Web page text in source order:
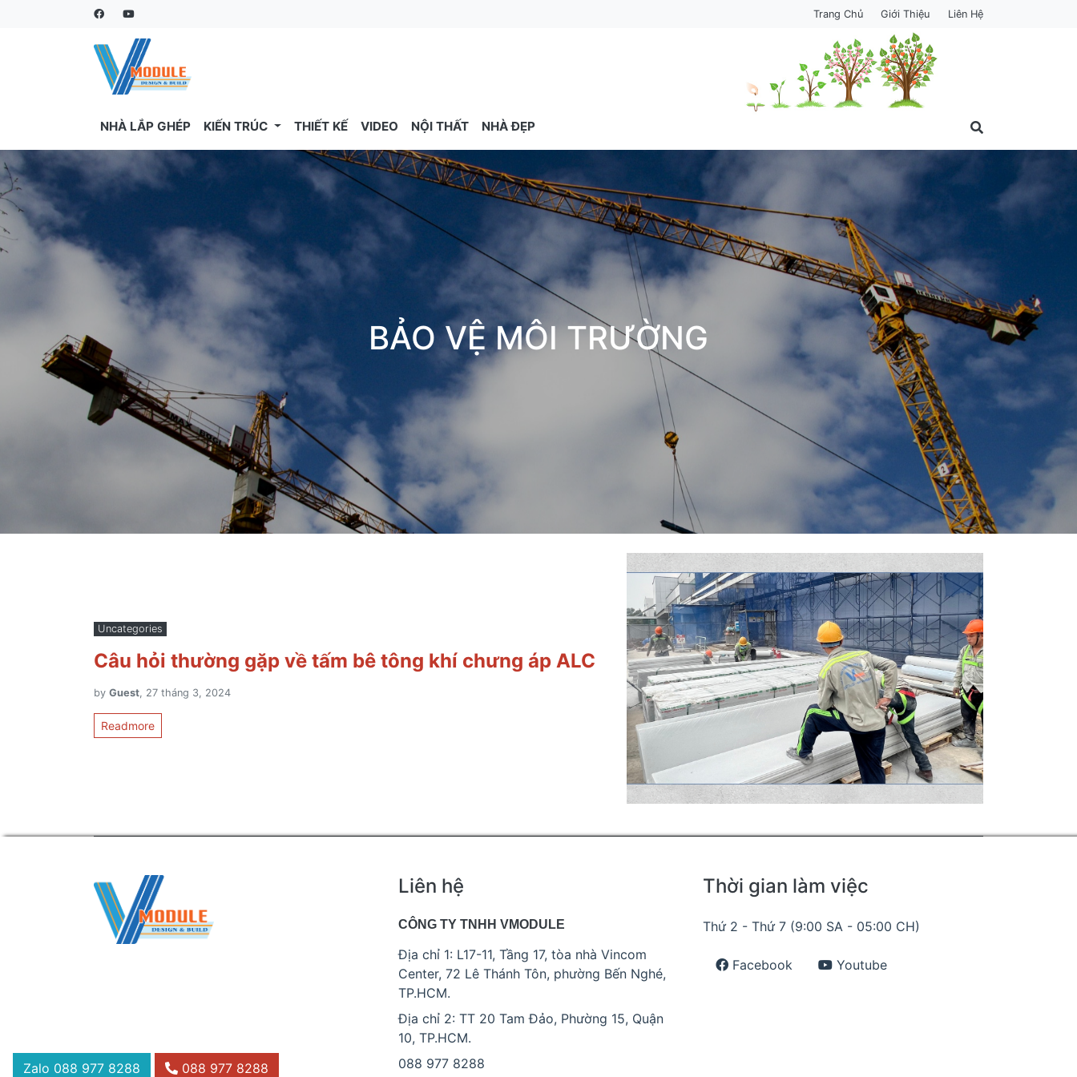
Trang Chủ Giới Thiệu Liên Hệ
NHÀ LẮP GHÉP KIẾN TRÚC THIẾT KẾ VIDEO NỘI THẤT NHÀ ĐẸP
BẢO VỆ MÔI TRƯỜNG
Uncategories
Câu hỏi thường gặp về tấm bê tông khí chưng áp ALC
by Guest, 27 tháng 3, 2024
Readmore
Liên hệ
CÔNG TY TNHH VMODULE
Địa chỉ 1: L17-11, Tầng 17, tòa nhà Vincom
Center, 72 Lê Thánh Tôn, phường Bến Nghé,
TP.HCM.
Địa chỉ 2: TT 20 Tam Đảo, Phường 15, Quận
10, TP.HCM.
088 977 8288
Thời gian làm việc
Thứ 2 - Thứ 7 (9:00 SA - 05:00 CH)
Facebook Youtube
Zalo 088 977 8288 088 977 8288